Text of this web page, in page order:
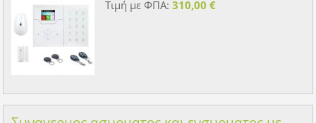
Τιμή με ΦΠΑ: 310,00 €